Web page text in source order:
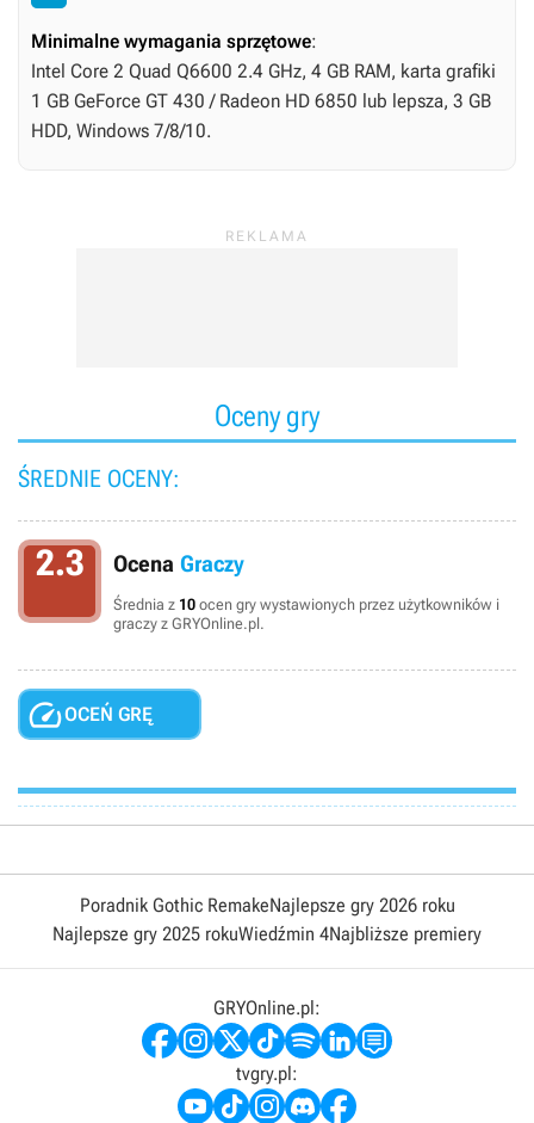
Minimalne wymagania sprzętowe:
Intel Core 2 Quad Q6600 2.4 GHz, 4 GB RAM, karta grafiki
1 GB GeForce GT 430 / Radeon HD 6850 lub lepsza, 3 GB
HDD, Windows 7/8/10.
Oceny gry
ŚREDNIE OCENY:
2.3 Ocena Graczy
Średnia z 10 ocen gry wystawionych przez użytkowników i
graczy z GRYOnline.pl.
OCEŃ GRĘ
Poradnik Gothic RemakeNajlepsze gry 2026 roku
Najlepsze gry 2025 rokuWiedźmin 4Najbliższe premiery
GRYOnline.pl:
tvgry.pl: